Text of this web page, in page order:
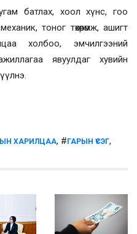
батлах, хоол хүнс, гоо
тоног төхөөрөмж, ашигт
холбоо, эмчилгээний
явуулдаг хувийн
ХАРИЛЦАА, # ГАРЫН ҮСЭГ,